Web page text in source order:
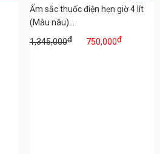
Ấm sắc thuốc điện hẹn giờ 4 lít
(Màu nâu)...
1,345,000đ 750,000đ